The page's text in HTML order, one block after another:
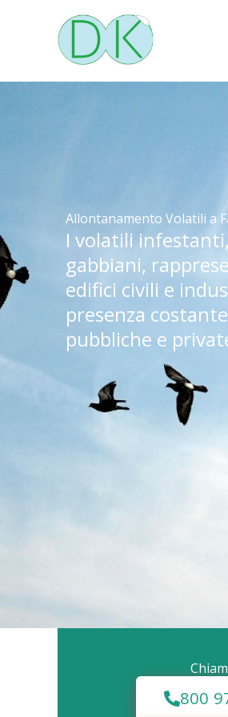
contenuto
Allontanamento Volatili a
I volatili
gabbiani,
edifici civili e
presenza
pubbliche e
800